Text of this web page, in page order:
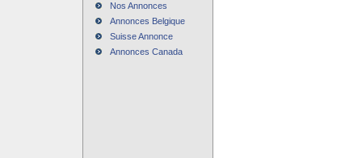
Nos Annonces
Annonces Belgique
Suisse Annonce
Annonces Canada